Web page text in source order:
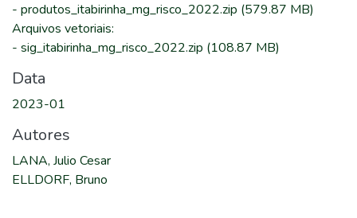
- produtos_itabirinha_mg_risco_2022.zip (579.87 MB)
Arquivos vetoriais:
- sig_itabirinha_mg_risco_2022.zip (108.87 MB)
Data
2023-01
Autores
LANA, Julio Cesar
ELLDORF, Bruno